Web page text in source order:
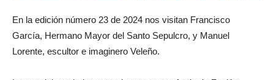
En la edición número 23 de 2024 nos visitan Francisco
García, Hermano Mayor del Santo Sepulcro, y Manuel
Lorente, escultor e imaginero Veleño.